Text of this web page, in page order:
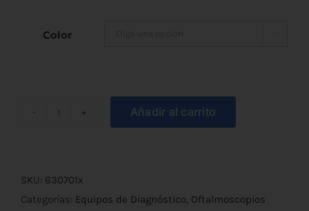
Color
Luz
de
Añadir al carrito
SKU: 630701x
Categorías: Equipos de Diagnóstico, Oftalmoscopios